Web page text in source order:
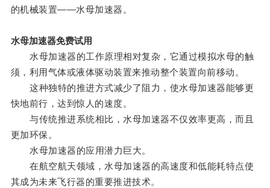
的机械装置——水母加速器。
水母加速器免费试用
水母加速器的工作原理相对复杂，它通过模拟水母的触
须，利用气体或液体驱动装置来推动整个装置向前移动。
这种独特的推进方式减少了阻力，使水母加速器能够更
快地前行，达到惊人的速度。
与传统推进系统相比，水母加速器不仅效率更高，而且
更加环保。
水母加速器的应用潜力巨大。
在航空航天领域，水母加速器的高速度和低能耗特点使
其成为未来飞行器的重要推进技术。